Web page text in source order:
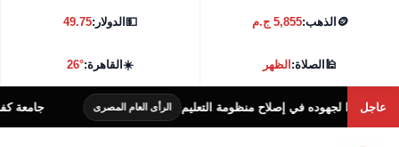
🪙 الذهب:5,855 ج.م 💵الدولار:49.75
🕌الصلاة:الظهر ☀️القاهرة:26°
عاجل
لجهوده في إصلاح منظومة التعليم الرأى العام المصرى جامعة كفر الشيخ تطلق